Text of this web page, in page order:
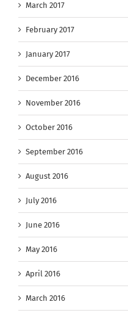
March 2017
February 2017
January 2017
December 2016
November 2016
October 2016
September 2016
August 2016
July 2016
June 2016
May 2016
April 2016
March 2016